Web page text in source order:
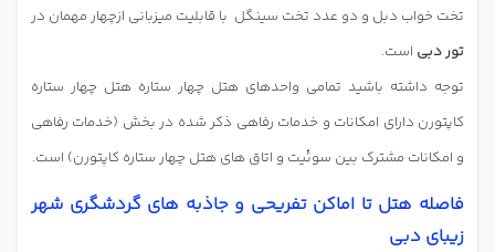
تخت خواب دبل و دو عدد تخت سینگل با قابلیت میزبانی ازچهار مهمان در
تور دبی است.
توجه داشته باشید تمامی واحدهای هتل چهار ستاره هتل چهار ستاره
کاپتورن دارای امکانات و خدمات رفاهی ذکر شده در بخش (خدمات رفاهی
و امکانات مشترک بین سوئیت و اتاق های هتل چهار ستاره کاپتورن) است.
فاصله هتل تا اماکن تفریحی و جاذبه های گردشگری شهر
زیبای دبی